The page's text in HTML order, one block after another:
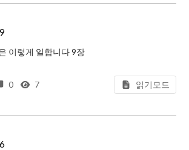
이렇게 일합니다 9장
개념은 설명이 오히려 복잡한 느낌이 들었다.
0 7 읽기모드